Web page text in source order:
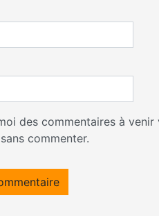
des commentaires à venir
sans commenter.